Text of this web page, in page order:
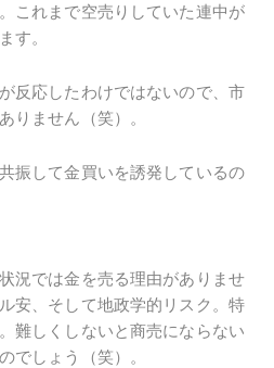
これまで空売りしていた連中が
す。
反応したわけではないので、市
りません（笑）。
振して金買いを誘発しているの
況では金を売る理由がありませ
安、そして地政学的リスク。特
難しくしないと商売にならない
でしょう（笑）。